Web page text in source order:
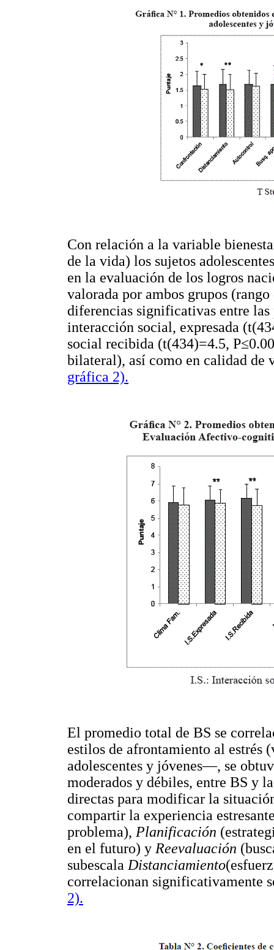
Con relación a la variable
de la vida) los sujetos
en la evaluación de los logros
valorada por ambos grupos
diferencias significativas entre las
interacción social, expresada
social recibida (t(434)=4.5,
bilateral), así como en calidad
gráfica 2).
El promedio total de BS se
estilos de afrontamiento al estrés
adolescentes y jóvenes—, se
moderados y débiles, entre BS y
directas para modificar la
compartir la experiencia
problema), Planificación
en el futuro) y Reevaluación
subescalaDistanciamiento
correlacionan significativamente
2).